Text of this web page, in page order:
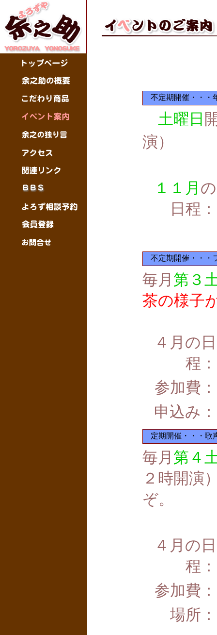
不定期開催・・・
土曜日
演）
１１月 の
日程：
不定期開催・・・
毎月 第３
茶の様子
４月 の日
程：
参加費：
申込み：
定期開催・・・歌
毎月 第４
２時開演
ぞ。
４月 の日
程：
参加費：
場所：